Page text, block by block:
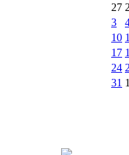
27
3
10
17
24
31